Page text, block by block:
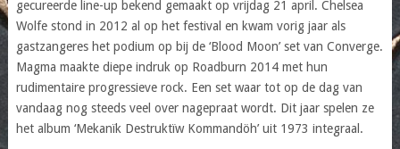
gecureerde line-up bekend gemaakt op vrijdag 21 april. Chelsea
Wolfe stond in 2012 al op het festival en kwam vorig jaar als
gastzangeres het podium op bij de ‘Blood Moon’ set van Converge.
Magma maakte diepe indruk op Roadburn 2014 met hun
rudimentaire progressieve rock. Een set waar tot op de dag van
vandaag nog steeds veel over nagepraat wordt. Dit jaar spelen ze
het album ‘Mekanïk Destruktïw Kommandöh’ uit 1973 integraal.